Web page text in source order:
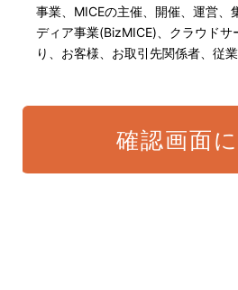
事業、MICEの主催、開催、運営、
ディア事業(BizMICE)、クラウドサ
り、お客様、お取引先関係者、従
保護、個人情報に関する法規制等
以下に示す方針を具現化するため
ントシステムを構築し、最新のIT
確認画面